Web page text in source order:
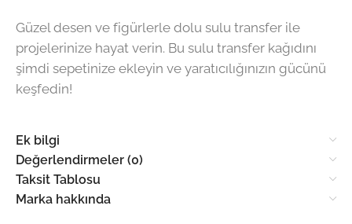
Güzel desen ve figürlerle dolu sulu transfer ile
projelerinize hayat verin. Bu sulu transfer kağıdını
şimdi sepetinize ekleyin ve yaratıcılığınızın gücünü
keşfedin!
Ek bilgi
Değerlendirmeler (0)
Taksit Tablosu
Marka hakkında